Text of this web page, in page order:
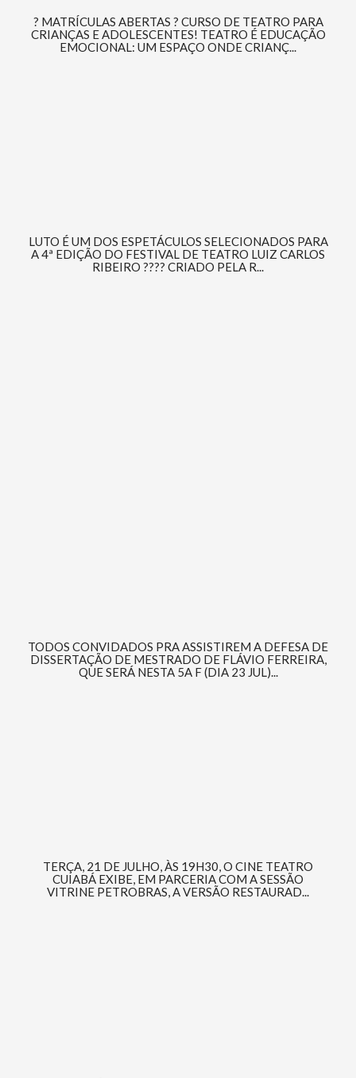
? MATRÍCULAS ABERTAS ? CURSO DE TEATRO PARA
CRIANÇAS E ADOLESCENTES! TEATRO É EDUCAÇÃO
EMOCIONAL: UM ESPAÇO ONDE CRIANÇ...
LUTO É UM DOS ESPETÁCULOS SELECIONADOS PARA
A 4ª EDIÇÃO DO FESTIVAL DE TEATRO LUIZ CARLOS
RIBEIRO ???? CRIADO PELA R...
TODOS CONVIDADOS PRA ASSISTIREM A DEFESA DE
DISSERTAÇÃO DE MESTRADO DE FLÁVIO FERREIRA,
QUE SERÁ NESTA 5A F (DIA 23 JUL)...
TERÇA, 21 DE JULHO, ÀS 19H30, O CINE TEATRO
CUIABÁ EXIBE, EM PARCERIA COM A SESSÃO
VITRINE PETROBRAS, A VERSÃO RESTAURAD...